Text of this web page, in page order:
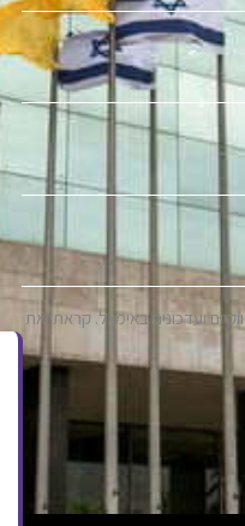
ועדכונים באימייל. קראתי את